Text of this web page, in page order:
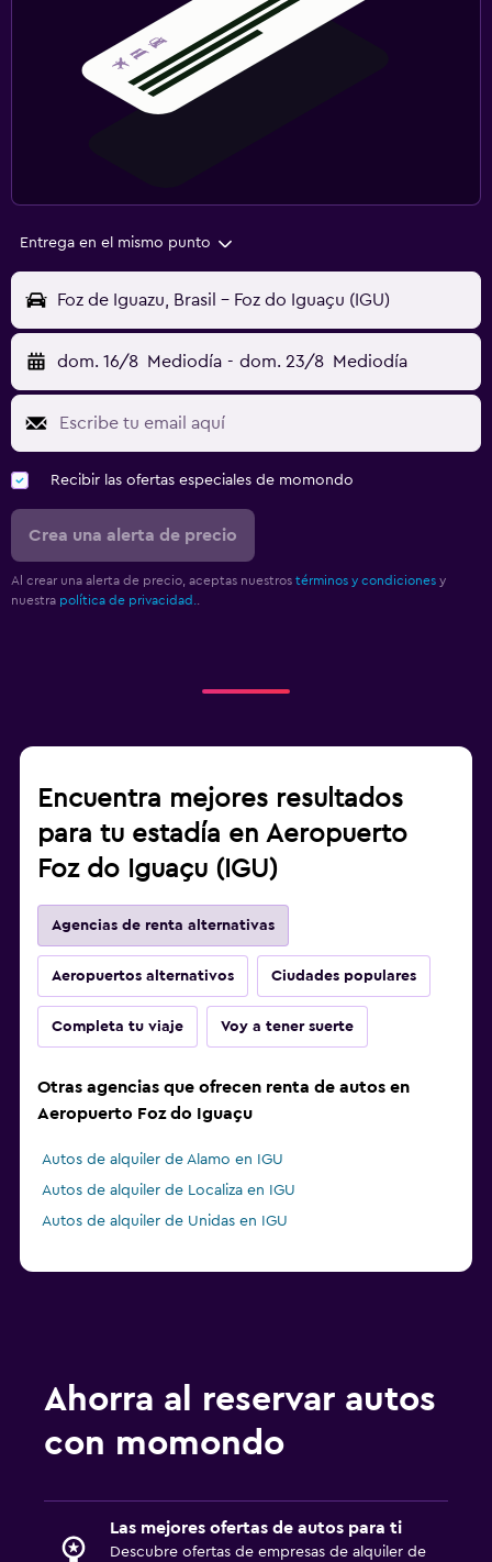
Entrega en el mismo punto
Foz de Iguazu, Brasil - Foz do Iguaçu (IGU)
dom. 16/8 Mediodía - dom. 23/8 Mediodía
Recibir las ofertas especiales de momondo
Crea una alerta de precio
Al crear una alerta de precio, aceptas nuestros términos y condiciones y
nuestra política de privacidad..
Encuentra mejores resultados
para tu estadía en Aeropuerto
Foz do Iguaçu (IGU)
Agencias de renta alternativas
Aeropuertos alternativos Ciudades populares
Completa tu viaje Voy a tener suerte
Otras agencias que ofrecen renta de autos en
Aeropuerto Foz do Iguaçu
Autos de alquiler de Alamo en IGU
Autos de alquiler de Localiza en IGU
Autos de alquiler de Unidas en IGU
Ahorra al reservar autos
con momondo
Las mejores ofertas de autos para ti
Descubre ofertas de empresas de alquiler de